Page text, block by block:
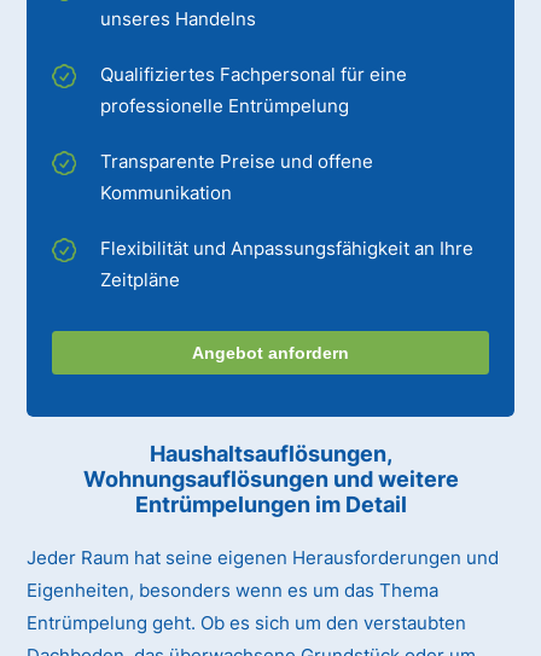
unseres Handelns
Qualifiziertes Fachpersonal für eine
professionelle Entrümpelung
Transparente Preise und offene
Kommunikation
Flexibilität und Anpassungsfähigkeit an Ihre
Zeitpläne
Angebot anfordern
Haushaltsauflösungen,
Wohnungsauflösungen und weitere
Entrümpelungen im Detail
Jeder Raum hat seine eigenen Herausforderungen und
Eigenheiten, besonders wenn es um das Thema
Entrümpelung geht. Ob es sich um den verstaubten